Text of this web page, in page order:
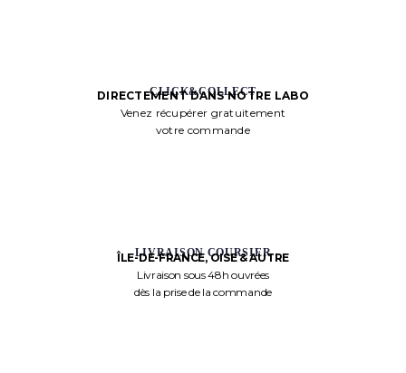
CLICK&COLLECT
DIRECTEMENT DANS NOTRE LABO
Venez récupérer gratuitement
votre commande
LIVRAISON COURSIER
ÎLE-DE-FRANCE, OISE & AUTRE
Livraison sous 48h ouvrées
dès la prise de la commande